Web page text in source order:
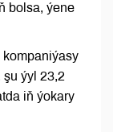
bolsa, ýene
kompaniýasy
ýyl 23,2
iň ýokary